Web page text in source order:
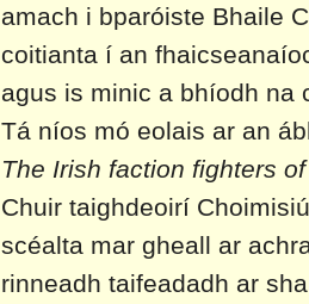
amach i bparóiste Bhaile
coitianta í an
agus is minic a bhíodh na
Tá níos mó eolais ar an
The Irish faction fighters
Chuir taighdeoirí
scéalta mar gheall ar
rinneadh taifeadadh ar